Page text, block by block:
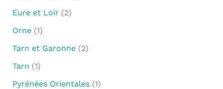
Eure et Loir (2)
Orne(1)
Tarn et Garonne(2)
Tarn (1)
Pyrénées Orientales(1)